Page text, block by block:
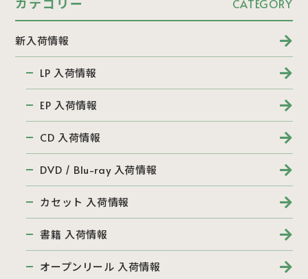
CATEGORY
新入荷情報
LP 入荷情報
EP 入荷情報
CD 入荷情報
DVD / Blu-ray 入荷情報
カセット 入荷情報
書籍 入荷情報
オープンリール 入荷情報